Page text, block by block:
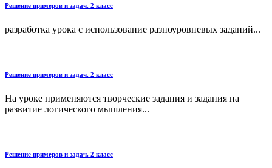
Решение примеров и задач. 2 класс
разработка урока с использование разноуровневых заданий...
Решение примеров и задач. 2 класс
На уроке применяются творческие задания и задания на
развитие логического мышления...
Решение примеров и задач. 2 класс